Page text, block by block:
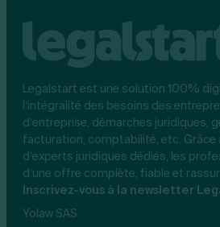
Legalstart est une solution 100%
l’intégralité des besoins des
d’entreprise, démarches juridiques,
facturation, comptabilité, etc. Grâce
d’experts juridiques dédiés, les
d’une offre complète, fiable et
Inscrivez-vous à la newsletter
Yolaw SAS